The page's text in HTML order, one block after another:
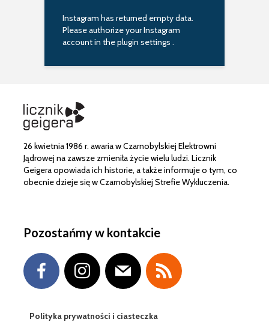
Instagram has returned empty data.
Please authorize your Instagram
account in theplugin settings .
26 kwietnia 1986 r. awaria w Czarnobylskiej Elektrowni
Jądrowej na zawsze zmieniła życie wielu ludzi. Licznik
Geigera opowiada ich historie, a także informuje o tym, co
obecnie dzieje się w Czarnobylskiej Strefie Wykluczenia.
Pozostańmy w kontakcie
Polityka prywatności i ciasteczka